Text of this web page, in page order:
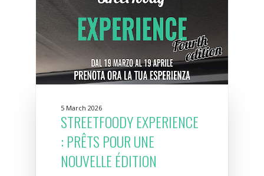
5 March 2026
STREETFOODY EXPERIENCE
: PRÊTS POUR UNE
NOUVELLE ÉDITION